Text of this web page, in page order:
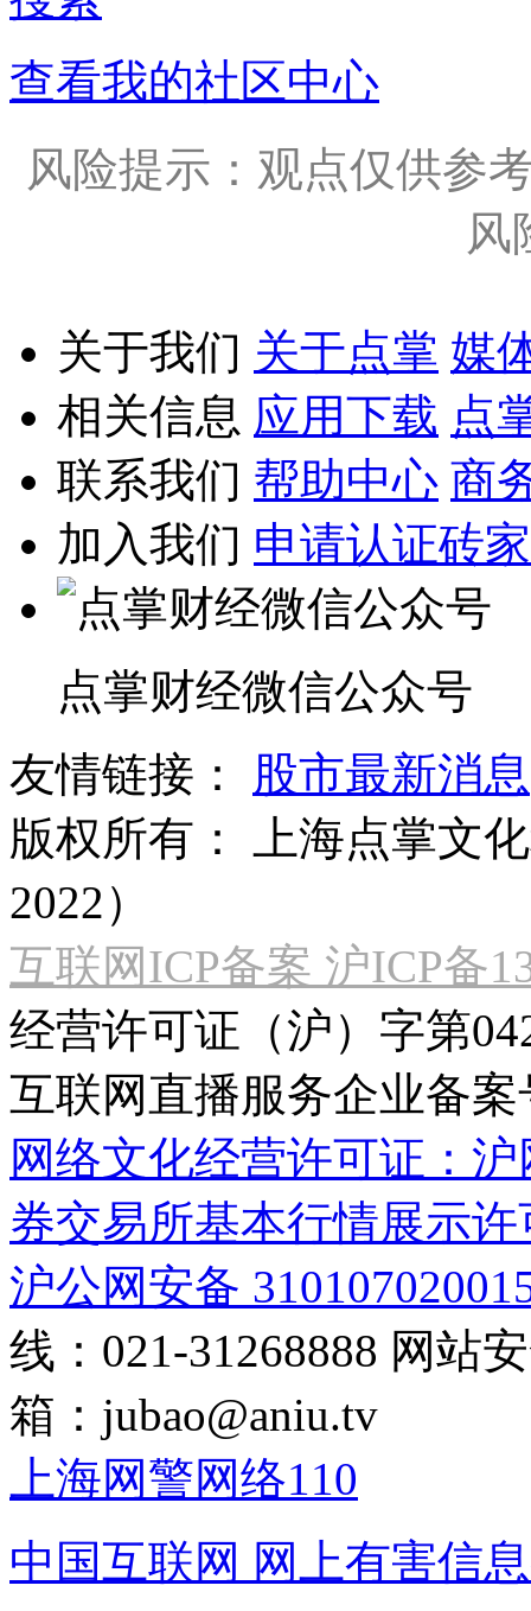
查看我的社区中心
风险提示：观点仅供参
风
关于我们 关于点掌 媒
相关信息 应用下载 点
联系我们 帮助中心 商
加入我们 申请认证砖家
点掌财经微信公众号
友情链接：
股市最新消息
版权所有：
上海点掌文
2022）
互联网ICP备案 沪ICP备
经营许可证（沪）字第
互联网直播服务企业备案
网络文化经营许可证：
券交易所基本行情展示许
沪公网安备
线：021-31268888 网站
箱： jubao@aniu.tv
上海网警网络110
中国互联网 网上有害信